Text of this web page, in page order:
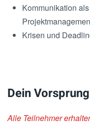
Kommunikation
Krisen und
Dein
Alle Teilnehmer